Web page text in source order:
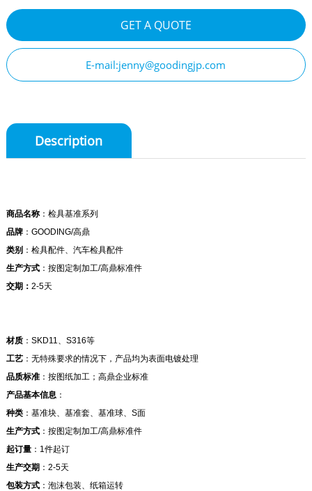
GET A QUOTE
E-mail:jenny@goodingjp.com
Description
商品名称：检具基准系列
品牌：GOODING/高鼎
类别 ：检具配件、汽车检具配件
生产方式：按图定制加工/高鼎标准件
交期： 2-5天
材质：SKD11、S316等
工艺：无特殊要求的情况下，产品均为表面电镀处理
品质标准：按图纸加工；高鼎企业标准
产品基本信息：
种类：基准块、基准套、基准球、S面
生产方式：按图定制加工/高鼎标准件
起订量：1件起订
生产交期 ：2-5天
包装方式：泡沫包装、纸箱运转